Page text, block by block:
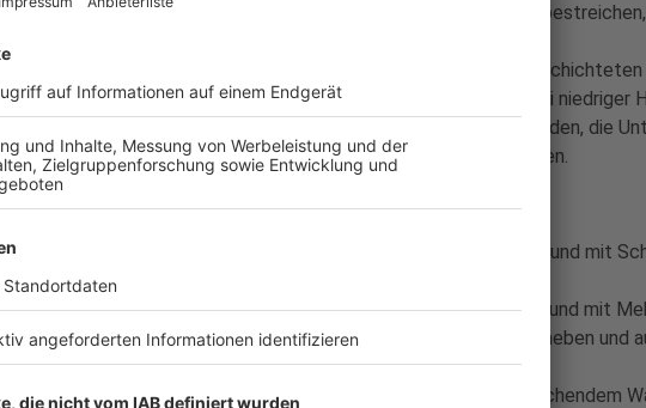
würzen und auf einer Seite mit der Schalotten-Senf-Masse
Fleisch mit etwas Mehl bestäuben. Restliches Öl in einer
Pfanne erhitzen und Steaks darin auf der Schalottenseite bei niedriger
goldgelb anbraten. Mit einem Pfannenwender vorsichtig wenden, die
anbraten und die Steaks im Ofen etwa 10 Minuten fertig garen.
Zubereitung gefüllte Kartoffeln:
Den Backofen auf 180 °C vorheizen. Die Kartoffeln waschen und mit
Ofen 30 Minuten backen.
Währenddessen die Schalotten schälen, in Würfel schneiden und mit
reichlich Öl knusprig backen. Mit einem Schaumlöffel herausheben und
abtropfen lassen.
Die Tomaten auf der Unterseite kreuzweise einritzen, mit kochendem